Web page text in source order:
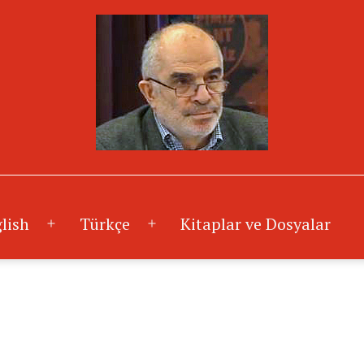
Menüyü
aç
Türkçe
Menüyü
aç
Kitaplar ve Dosyalar